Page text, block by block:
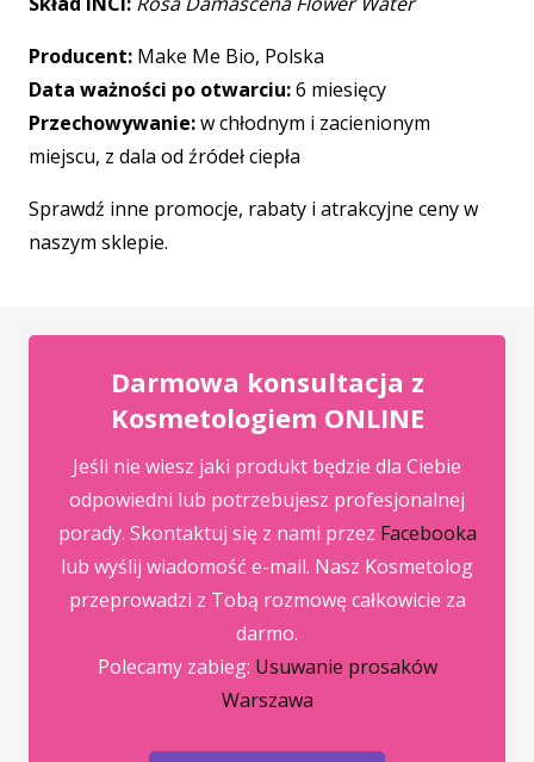
Producent: Make Me Bio, Polska
Data ważności po otwarciu:6 miesięcy
Przechowywanie:w chłodnym i zacienionym
miejscu, z dala od źródeł ciepła
Sprawdź inne promocje, rabaty i atrakcyjne ceny w
naszym sklepie.
Darmowa konsultacja z
Kosmetologiem ONLINE
Jeśli nie wiesz jaki produkt będzie dla Ciebie
odpowiedni lub potrzebujesz profesjonalnej
porady. Skontaktuj się z nami przez Facebooka
lub wyślij wiadomość e-mail. Nasz Kosmetolog
przeprowadzi z Tobą rozmowę całkowicie za
darmo.
Polecamy zabieg: Usuwanie prosaków
Warszawa